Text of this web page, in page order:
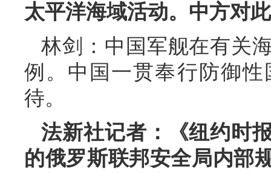
太平洋海域活动。中方对
林剑：中国军舰在有关
例。中国一贯奉行防御
待。
法新社记者：《纽约时
的俄罗斯联邦安全局内部